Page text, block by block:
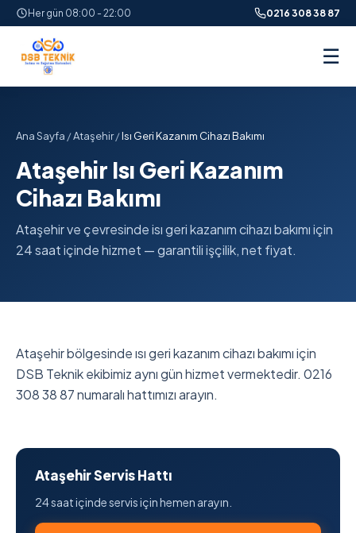
Her gün 08:00 - 22:00 0216 308 38 87
☰
Ana Sayfa /Ataşehir/Isı Geri Kazanım Cihazı Bakımı
Ataşehir Isı Geri Kazanım
Cihazı Bakımı
Ataşehir ve çevresinde isı geri kazanım cihazı bakımı için
24 saat içinde hizmet — garantili işçilik, net fiyat.
Ataşehir bölgesinde ısı geri kazanım cihazı bakımı için
DSB Teknik ekibimiz aynı gün hizmet vermektedir. 0216
308 38 87 numaralı hattımızı arayın.
Ataşehir Servis Hattı
24 saat içinde servis için hemen arayın.